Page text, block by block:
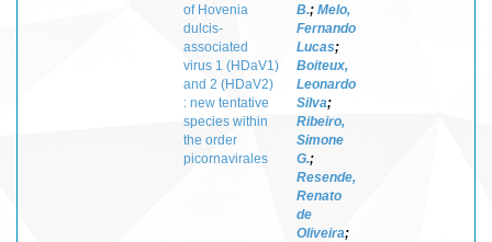
of Hovenia
dulcis-
associated
virus 1 (HDaV1)
and 2 (HDaV2)
: new tentative
species within
the order
picornavirales
B.; Melo,
Fernando
Lucas;
Boiteux,
Leonardo
Silva;
Ribeiro,
Simone
G.;
Resende,
Renato
de
Oliveira;